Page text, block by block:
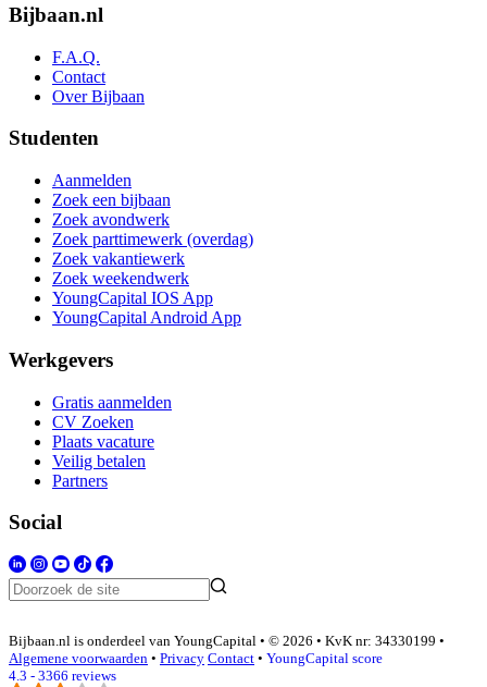
Bijbaan.nl
F.A.Q.
Contact
Over Bijbaan
Studenten
Aanmelden
Zoek een bijbaan
Zoek avondwerk
Zoek parttimewerk (overdag)
Zoek vakantiewerk
Zoek weekendwerk
YoungCapital IOS App
YoungCapital Android App
Werkgevers
Gratis aanmelden
CV Zoeken
Plaats vacature
Veilig betalen
Partners
Social
Bijbaan.nl is onderdeel van YoungCapital • © 2026 • KvK nr: 34330199 •
Algemene voorwaarden • Privacy Contact • YoungCapital score
4.3 - 3366 reviews